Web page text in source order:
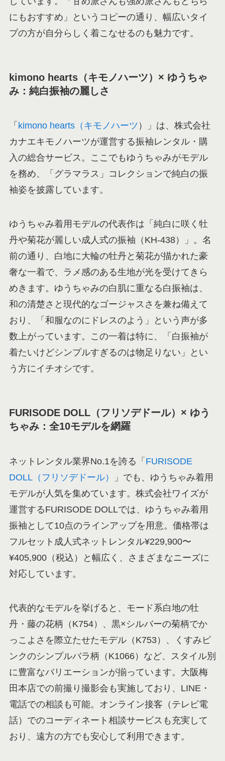
にもおすすめ」というコピーの通り、幅広いタイ
プの方が自分らしく着こなせるのも魅力です。
kimono hearts（キモノハーツ）× ゆうちゃ
み：純白振袖の麗しさ
「 kimono hearts（キモノハーツ ）」は、株式会社
カナエキモノハーツが運営する振袖レンタル・購
入の総合サービス。ここでもゆうちゃみがモデル
を務め、「グラマラス」コレクションで純白の振
袖姿を披露しています。
ゆうちゃみ着用モデルの代表作は「純白に咲く牡
丹や菊花が麗しい成人式の振袖（KH-438）」。名
前の通り、白地に大輪の牡丹と菊花が描かれた豪
奢な一着で、ラメ感のある生地が光を受けてきら
めきます。ゆうちゃみの白肌に重なる白振袖は、
和の清楚さと現代的なゴージャスさを兼ね備えて
おり、「和服なのにドレスのよう」という声が多
数上がっています。この一着は特に、「白振袖が
着たいけどシンプルすぎるのは物足りない」とい
う方にイチオシです。
FURISODE DOLL（フリソデドール）× ゆう
ちゃみ：全10モデルを網羅
ネットレンタル業界No.1を誇る「 FURISODE
DOLL（フリソデドール）
」でも、ゆうちゃみ着用
モデルが人気を集めています。株式会社ワイズが
運営するFURISODE DOLLでは、ゆうちゃみ着用
振袖として10点のラインアップを用意。価格帯は
フルセット成人式ネットレンタル¥229,900〜
¥405,900（税込）と幅広く、さまざまなニーズに
対応しています。
代表的なモデルを挙げると、モード系白地の牡
丹・藤の花柄（K754）、黒×シルバーの菊柄でか
っこよさを際立たせたモデル（K753）、くすみピ
ンクのシンプルバラ柄（K1066）など、スタイル別
に豊富なバリエーションが揃っています。大阪梅
田本店での前撮り撮影会も実施しており、LINE・
電話での相談も可能。オンライン接客（テレビ電
話）でのコーディネート相談サービスも充実して
おり、遠方の方でも安心して利用できます。